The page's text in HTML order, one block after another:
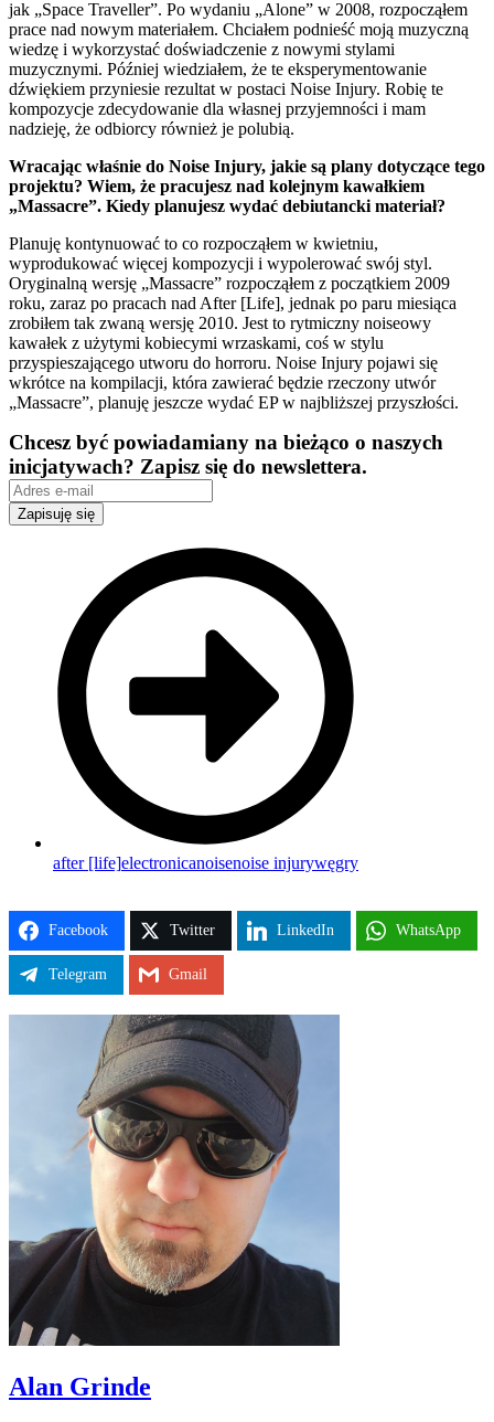
jak „Space Traveller”. Po wydaniu „Alone” w 2008, rozpocząłem
prace nad nowym materiałem. Chciałem podnieść moją muzyczną
wiedzę i wykorzystać doświadczenie z nowymi stylami
muzycznymi. Później wiedziałem, że te eksperymentowanie
dźwiękiem przyniesie rezultat w postaci Noise Injury. Robię te
kompozycje zdecydowanie dla własnej przyjemności i mam
nadzieję, że odbiorcy również je polubią.
Wracając właśnie do Noise Injury, jakie są plany dotyczące tego
projektu? Wiem, że pracujesz nad kolejnym kawałkiem
„Massacre”. Kiedy planujesz wydać debiutancki materiał?
Planuję kontynuować to co rozpocząłem w kwietniu,
wyprodukować więcej kompozycji i wypolerować swój styl.
Oryginalną wersję „Massacre” rozpocząłem z początkiem 2009
roku, zaraz po pracach nad After [Life], jednak po paru miesiąca
zrobiłem tak zwaną wersję 2010. Jest to rytmiczny noiseowy
kawałek z użytymi kobiecymi wrzaskami, coś w stylu
przyspieszającego utworu do horroru. Noise Injury pojawi się
wkrótce na kompilacji, która zawierać będzie rzeczony utwór
„Massacre”, planuję jeszcze wydać EP w najbliższej przyszłości.
Chcesz być powiadamiany na bieżąco o naszych
inicjatywach? Zapisz się do newslettera.
Zapisuję się
after [life]electronicanoisenoise injurywęgry
Facebook Twitter LinkedIn WhatsApp
Telegram Gmail
Alan Grinde